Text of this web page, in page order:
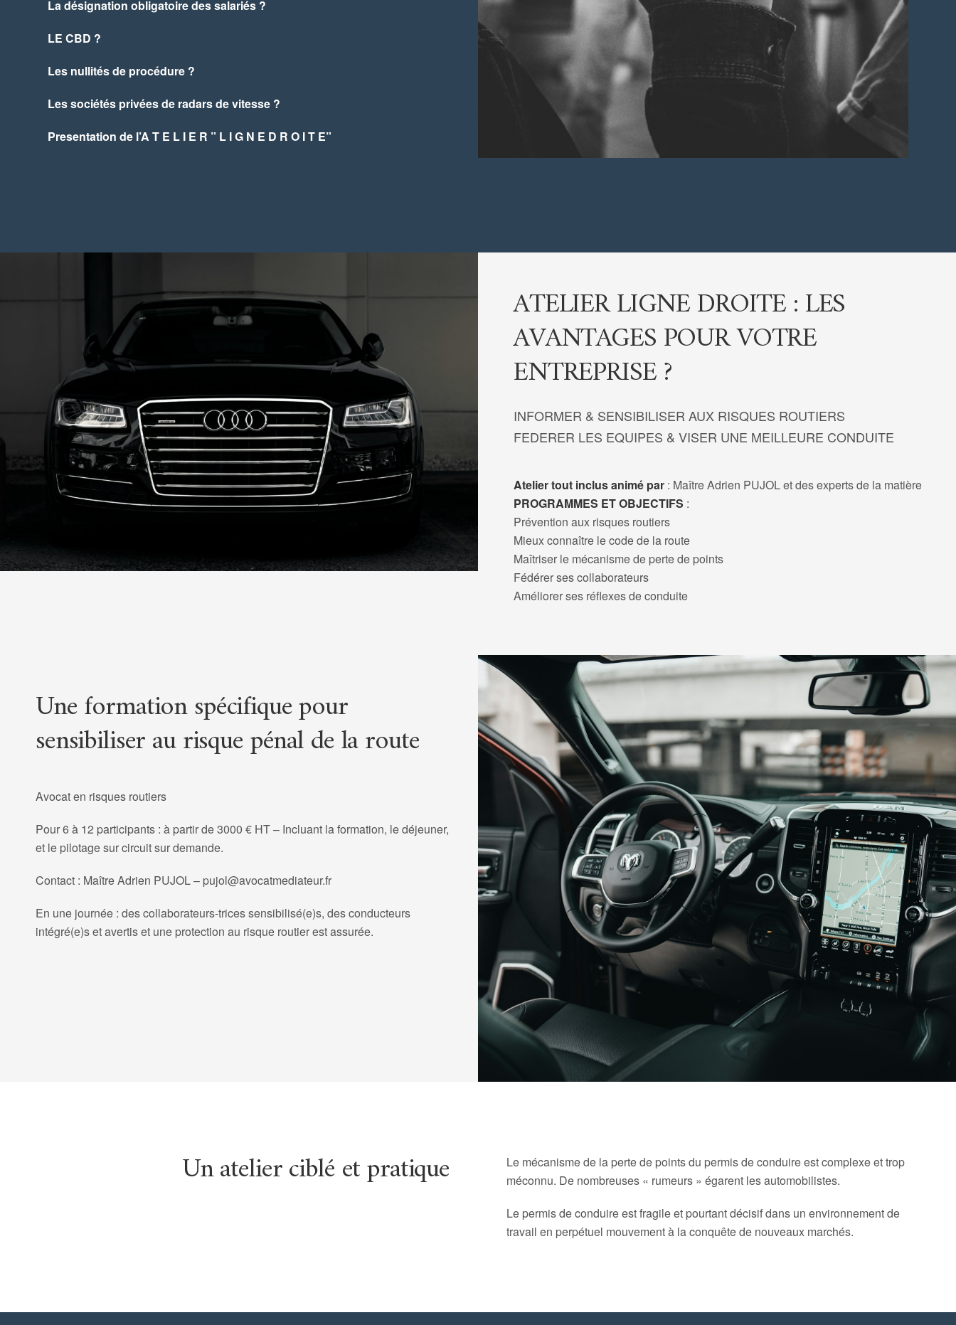
La désignation obligatoire des salariés ?
LE CBD ?
Les nullités de procédure ?
Les sociétés privées de radars de vitesse ?
Presentation de l’A T E L I E R ” L I G N E D R O I T E”
ATELIER LIGNE DROITE : LES
AVANTAGES POUR VOTRE
ENTREPRISE ?
INFORMER & SENSIBILISER AUX RISQUES ROUTIERS
FEDERER LES EQUIPES & VISER UNE MEILLEURE CONDUITE
Atelier tout inclus animé par : Maître Adrien PUJOL et des experts de la matière
PROGRAMMES ET OBJECTIFS :
Prévention aux risques routiers
Mieux connaître le code de la route
Maîtriser le mécanisme de perte de points
Fédérer ses collaborateurs
Améliorer ses réflexes de conduite
Une formation spécifique pour
sensibiliser au risque pénal de la route
Avocat en risques routiers
Pour 6 à 12 participants : à partir de 3000 € HT – Incluant la formation, le déjeuner,
et le pilotage sur circuit sur demande.
Contact : Maître Adrien PUJOL – pujol@avocatmediateur.fr
En une journée : des collaborateurs-trices sensibilisé(e)s, des conducteurs
intégré(e)s et avertis et une protection au risque routier est assurée.
Un atelier ciblé et pratique
Le mécanisme de la perte de points du permis de conduire est complexe et trop
méconnu. De nombreuses « rumeurs » égarent les automobilistes.
Le permis de conduire est fragile et pourtant décisif dans un environnement de
travail en perpétuel mouvement à la conquête de nouveaux marchés.